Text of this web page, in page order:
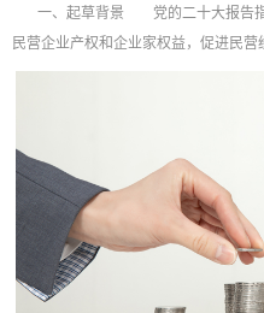
一、起草背景 党的二十大报告指
民营企业产权和企业家权益，促进民营